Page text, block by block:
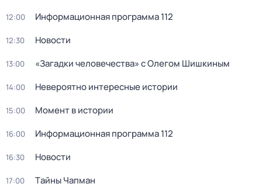
12:00 Информационная программа 112
12:30 Новости
13:00 «Загадки человечества» с Олегом Шишкиным
14:00 Невероятно интересные истории
15:00 Момент в истории
16:00 Информационная программа 112
16:30 Новости
17:00 Тaйны Чапман